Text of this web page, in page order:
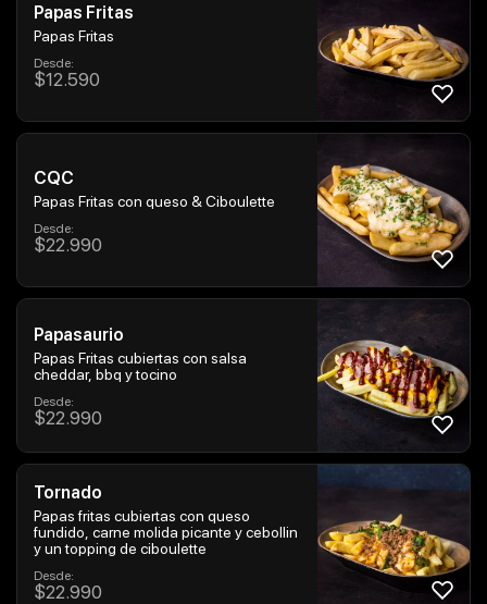
Papas Fritas
Papas Fritas
Desde:
$12.590
CQC
Papas Fritas con queso & Ciboulette
Desde:
$22.990
Papasaurio
Papas Fritas cubiertas con salsa
cheddar, bbq y tocino
Desde:
$22.990
Tornado
Papas fritas cubiertas con queso
fundido, carne molida picante y cebollin
y un topping de ciboulette
Desde:
$22.990